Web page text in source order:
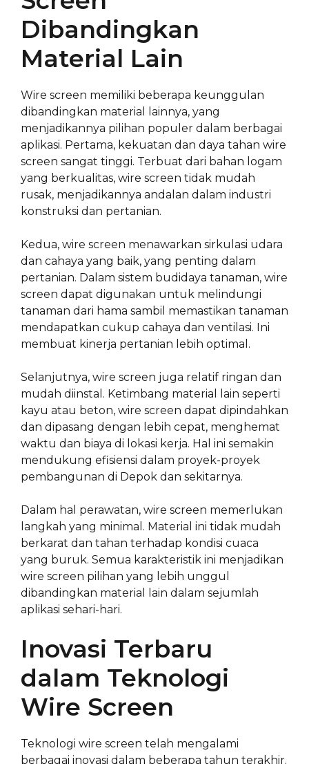
Dibandingkan
Material Lain
Wire screen memiliki beberapa keunggulan
dibandingkan material lainnya, yang
menjadikannya pilihan populer dalam berbagai
aplikasi. Pertama, kekuatan dan daya tahan wire
screen sangat tinggi. Terbuat dari bahan logam
yang berkualitas, wire screen tidak mudah
rusak, menjadikannya andalan dalam industri
konstruksi dan pertanian.
Kedua, wire screen menawarkan sirkulasi udara
dan cahaya yang baik, yang penting dalam
pertanian. Dalam sistem budidaya tanaman, wire
screen dapat digunakan untuk melindungi
tanaman dari hama sambil memastikan tanaman
mendapatkan cukup cahaya dan ventilasi. Ini
membuat kinerja pertanian lebih optimal.
Selanjutnya, wire screen juga relatif ringan dan
mudah diinstal. Ketimbang material lain seperti
kayu atau beton, wire screen dapat dipindahkan
dan dipasang dengan lebih cepat, menghemat
waktu dan biaya di lokasi kerja. Hal ini semakin
mendukung efisiensi dalam proyek-proyek
pembangunan di Depok dan sekitarnya.
Dalam hal perawatan, wire screen memerlukan
langkah yang minimal. Material ini tidak mudah
berkarat dan tahan terhadap kondisi cuaca
yang buruk. Semua karakteristik ini menjadikan
wire screen pilihan yang lebih unggul
dibandingkan material lain dalam sejumlah
aplikasi sehari-hari.
Inovasi Terbaru
dalam Teknologi
Wire Screen
Teknologi wire screen telah mengalami
berbagai inovasi dalam beberapa tahun terakhir.